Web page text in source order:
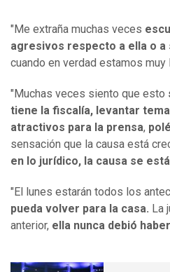
"Me extraña muchas veces
agresivos respecto a ella o a
cuando en verdad estamos muy
"Muchas veces siento que esto
tiene la fiscalía, levantar
atractivos para la prensa,
sensación que la causa está
en lo jurídico, la causa se
"El lunes estarán todos los
pueda volver para la casa. La
anterior, ella nunca debió